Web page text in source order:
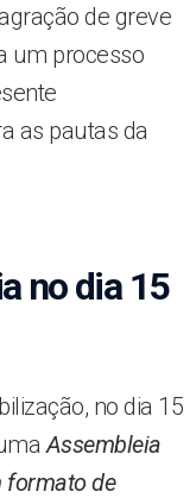
de greve
um processo
as pautas da
no dia 15
no dia 15
Assembleia
formato de